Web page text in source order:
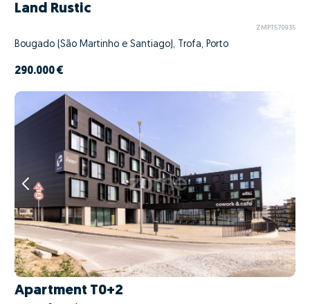
Land Rustic
ZMPT570935
Bougado (São Martinho e Santiago), Trofa, Porto
290.000 €
Apartment T0+2